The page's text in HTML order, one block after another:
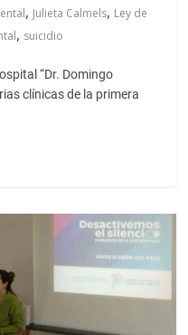
, Julieta Calmels, Ley de
, suicidio
“Dr. Domingo
clínicas de la primera